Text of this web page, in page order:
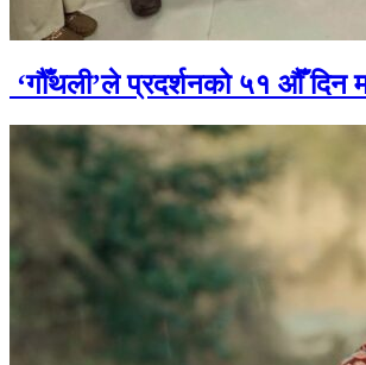
‘गौँथली’ले प्रदर्शनको ५१ औँ दिन